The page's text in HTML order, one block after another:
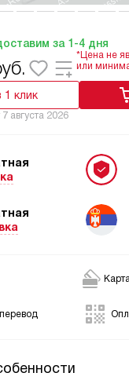
за 1-4 дня
*Цена не
или
1 клик
7 августа 2026